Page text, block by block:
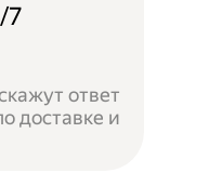
7
ответ
доставке и